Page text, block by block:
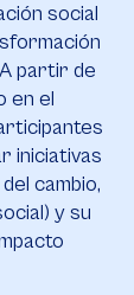
social
partir de
en el
iniciativas
cambio,
y su